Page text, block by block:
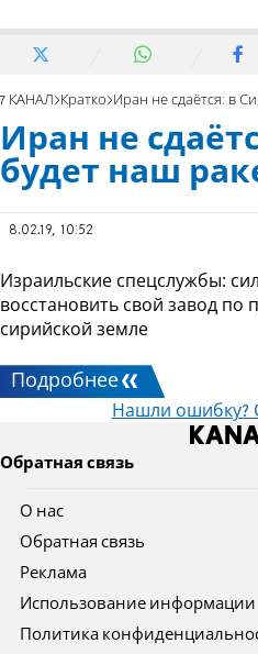
7 КАНАЛ Кратко Иран не сдаётся: в Сирии
Иран не
будет наш
8.02.19, 10:52
Израильские спецслужбы:
восстановить свой завод по
сирийской земле
Подробнее
Нашли ошибку?
Обратная связь
О нас
Обратная связь
Реклама
Использование информации
Политика